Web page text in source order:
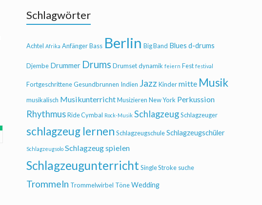
Schlagwörter
Achtel Afrika AnfängerBass Berlin Big Band Blues d-drums
Djembe Drummer Drums Drumsetdynamik feiern Fest festival
FortgeschritteneGesundbrunnen Indien Jazz Kindermitte Musik
musikalisch MusikunterrichtMusizieren New York Perkussion
RhythmusRide Cymbal Rock-Musik SchlagzeugSchlagzeuger
schlagzeug lernen SchlagzeugschuleSchlagzeugschüler
Schlagzeugsolo Schlagzeug spielen
SchlagzeugunterrichtSingle Stroke suche
Trommeln Trommelwirbel TöneWedding